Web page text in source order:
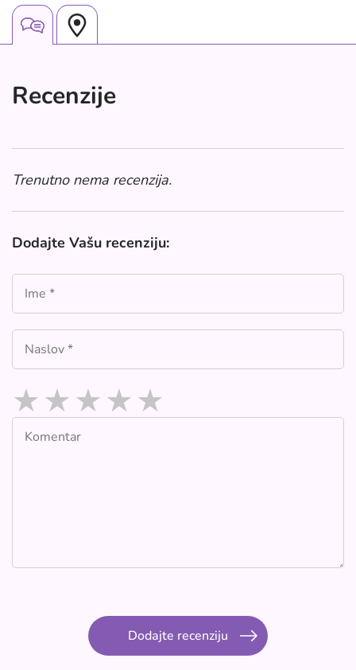
Recenzije
Trenutno nema recenzija.
Dodajte Vašu recenziju:
★
★
★
★
★
Dodajte recenziju